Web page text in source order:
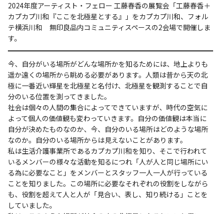
2024年度アーティスト・フェロー 工藤春香の展覧会「工藤春香＋
カプカプ川和『ここを北極星とする』」をカプカプ川和、フォル
テ横浜川和 無印良品内コミュニティスペースの2会場で開催しま
す。
今、自分がいる場所がどんな場所かを知るためには、地上よりも
遥か遠くの場所から眺める必要があります。人類は昔から天の北
極に一番近い輝星を北極星と名付け、北極星を観測することで自
分のいる位置を測ってきました。
社会は個々の人間の集合によってできていますが、時代の空気に
よって個人の価値観も変わっていきます。自分の価値観は本当に
自分が決めたものなのか、今、自分のいる場所はどのような場所
なのか。自分のいる場所からは見えないことがあります。
私は生活介護事業所であるカプカプ川和を知り、そこで行われて
いるメンバーの様々な活動を知るにつれ「人が人と同じ場所にい
る為に必要なこと」をメンバーとスタッフ一人一人が行っている
ことを知りました。この場所に必要なそれぞれの役割をしながら
も、役割を超えて人と人が「見合い、表し、知り続ける」ことを
していました。